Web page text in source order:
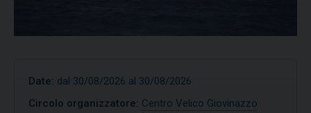
Date: dal 30/08/2026 al 30/08/2026
Circolo organizzatore: Centro Velico Giovinazzo